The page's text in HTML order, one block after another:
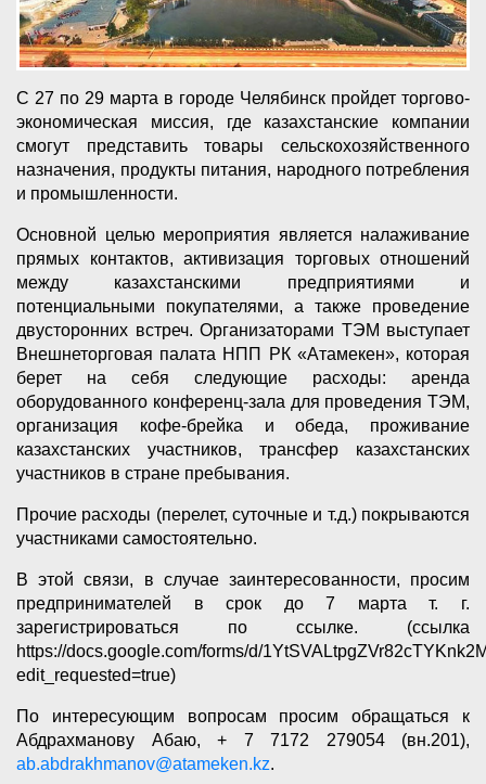
С 27 по 29 марта в городе Челябинск пройдет торгово-
экономическая миссия, где казахстанские компании
смогут представить товары сельскохозяйственного
назначения, продукты питания, народного потребления
и промышленности.
Основной целью мероприятия является налаживание
прямых контактов, активизация торговых отношений
между казахстанскими предприятиями и
потенциальными покупателями, а также проведение
двусторонних встреч. Организаторами ТЭМ выступает
Внешнеторговая палата НПП РК «Атамекен», которая
берет на себя следующие расходы: аренда
оборудованного конференц-зала для проведения ТЭМ,
организация кофе-брейка и обеда, проживание
казахстанских участников, трансфер казахстанских
участников в стране пребывания.
Прочие расходы (перелет, суточные и т.д.) покрываются
участниками самостоятельно.
В этой связи, в случае заинтересованности, просим
предпринимателей в срок до 7 марта т. г.
зарегистрироваться по ссылке. (ссылка
https://docs.google.com/forms/d/
edit_requested=true)
По интересующим вопросам просим обращаться к
Абдрахманову Абаю, + 7 7172 279054 (вн.201),
ab.abdrakhmanov@atameken.kz.